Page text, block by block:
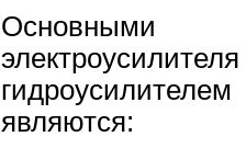
Основными
являются: